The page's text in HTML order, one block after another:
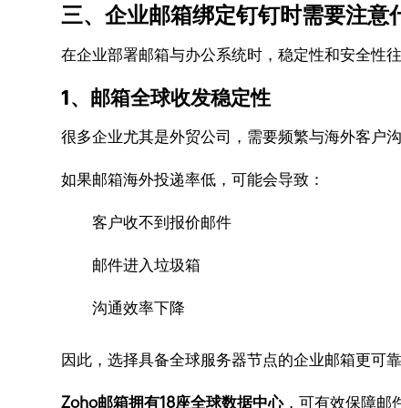
三、企业邮箱绑定钉钉时需要注意
在企业部署邮箱与办公系统时，稳定性和安全性
1、邮箱全球收发稳定性
很多企业尤其是外贸公司，需要频繁与海外客户沟
如果邮箱海外投递率低，可能会导致：
客户收不到报价邮件
邮件进入垃圾箱
沟通效率下降
因此，选择具备全球服务器节点的企业邮箱更可靠
Zoho邮箱拥有18座全球数据中心，可有效保障邮